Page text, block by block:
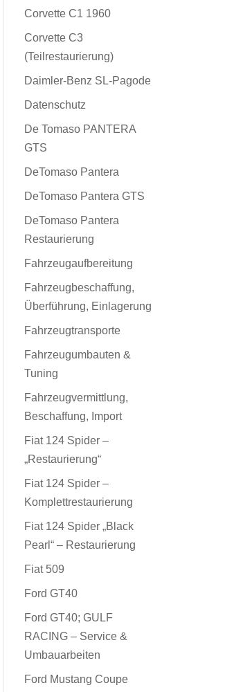
Corvette C1 1960
Corvette C3
(Teilrestaurierung)
Daimler-Benz SL-Pagode
Datenschutz
De Tomaso PANTERA
GTS
DeTomaso Pantera
DeTomaso Pantera GTS
DeTomaso Pantera
Restaurierung
Fahrzeugaufbereitung
Fahrzeugbeschaffung,
Überführung, Einlagerung
Fahrzeugtransporte
Fahrzeugumbauten &
Tuning
Fahrzeugvermittlung,
Beschaffung, Import
Fiat 124 Spider –
„Restaurierung“
Fiat 124 Spider –
Komplettrestaurierung
Fiat 124 Spider „Black
Pearl“ – Restaurierung
Fiat 509
Ford GT40
Ford GT40; GULF
RACING – Service &
Umbauarbeiten
Ford Mustang Coupe